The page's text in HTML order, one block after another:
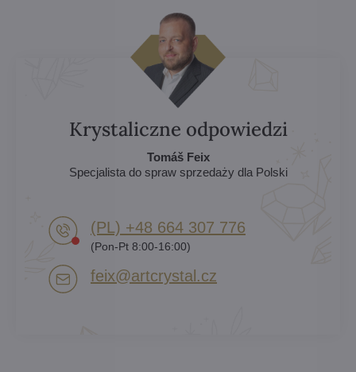
Krystaliczne odpowiedzi
Tomáš Feix
Specjalista do spraw sprzedaży dla Polski
(PL) +48 664 307 776
(Pon-Pt 8:00-16:00)
feix​@artcrystal​.cz